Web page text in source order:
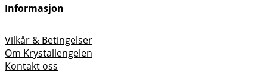
Informasjon
Vilkår & Betingelser
Om Krystallengelen
Kontakt oss